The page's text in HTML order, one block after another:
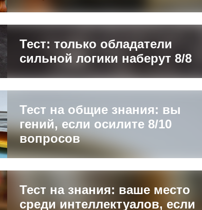
Тест: только обладатели
сильной логики наберут 8/8
Тест на общие знания: вы
гений, если осилите 8/10
вопросов
Тест на знания: ваше место
среди интеллектуалов, если